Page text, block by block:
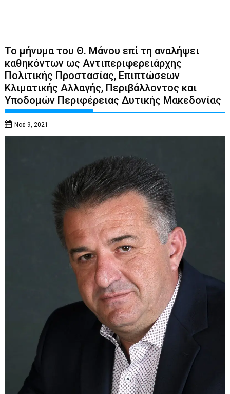
Το μήνυμα του Θ. Μάνου επί τη αναλήψει
καθηκόντων ως Αντιπεριφερειάρχης
Πολιτικής Προστασίας, Επιπτώσεων
Κλιματικής Αλλαγής, Περιβάλλοντος και
Υποδομών Περιφέρειας Δυτικής Μακεδονίας
Νοέ 9, 2021